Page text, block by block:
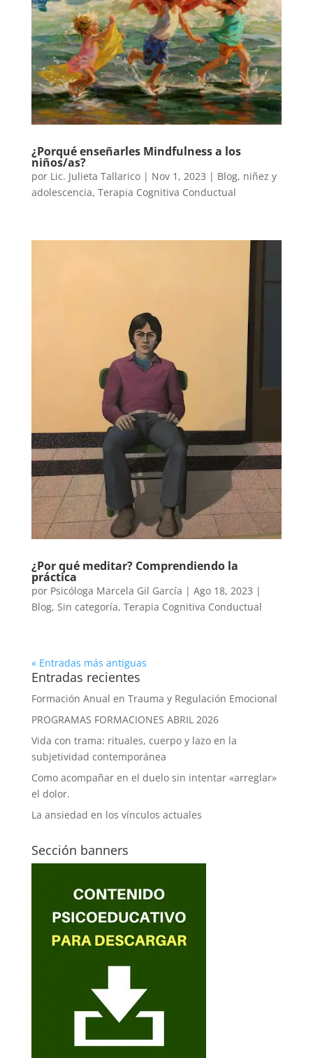
¿Porqué enseñarles Mindfulness a los
niños/as?
por Lic. Julieta Tallarico| Nov 1, 2023 | Blog, niñez y
adolescencia, Terapia Cognitiva Conductual
¿Por qué meditar? Comprendiendo la
práctica
por Psicóloga Marcela Gil García | Ago 18, 2023 |
Blog, Sin categoría, Terapia Cognitiva Conductual
« Entradas más antiguas
Entradas recientes
Formación Anual en Trauma y Regulación Emocional
PROGRAMAS FORMACIONES ABRIL 2026
Vida con trama: rituales, cuerpo y lazo en la
subjetividad contemporánea
Como acompañar en el duelo sin intentar «arreglar»
el dolor.
La ansiedad en los vínculos actuales
Sección banners